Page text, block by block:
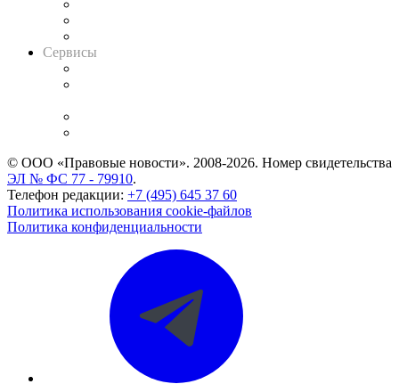
Сервисы
© ООО «Правовые новости». 2008-2026. Номер свидетельства
ЭЛ № ФС 77 - 79910.
Телефон редакции: +7 (495) 645 37 60
Политика использования cookie-файлов
Политика конфиденциальности